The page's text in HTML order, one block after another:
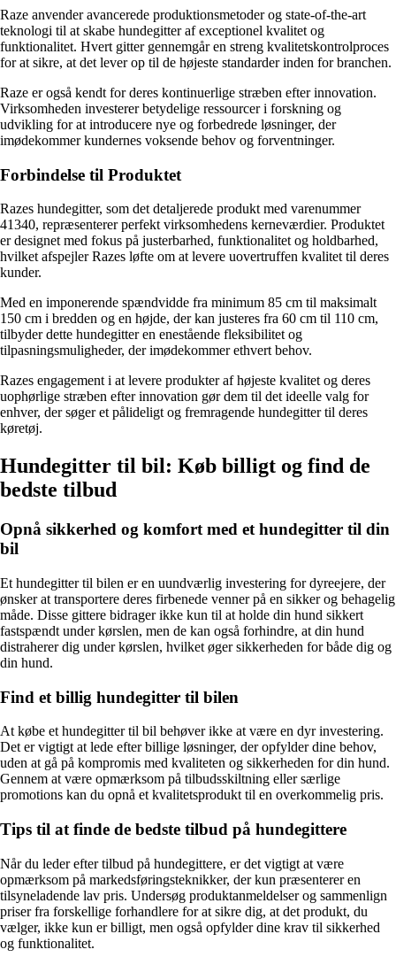
Raze anvender avancerede produktionsmetoder og state-of-the-art
teknologi til at skabe hundegitter af exceptionel kvalitet og
funktionalitet. Hvert gitter gennemgår en streng kvalitetskontrolproces
for at sikre, at det lever op til de højeste standarder inden for branchen.
Raze er også kendt for deres kontinuerlige stræben efter innovation.
Virksomheden investerer betydelige ressourcer i forskning og
udvikling for at introducere nye og forbedrede løsninger, der
imødekommer kundernes voksende behov og forventninger.
Forbindelse til Produktet
Razes hundegitter, som det detaljerede produkt med varenummer
41340, repræsenterer perfekt virksomhedens kerneværdier. Produktet
er designet med fokus på justerbarhed, funktionalitet og holdbarhed,
hvilket afspejler Razes løfte om at levere uovertruffen kvalitet til deres
kunder.
Med en imponerende spændvidde fra minimum 85 cm til maksimalt
150 cm i bredden og en højde, der kan justeres fra 60 cm til 110 cm,
tilbyder dette hundegitter en enestående fleksibilitet og
tilpasningsmuligheder, der imødekommer ethvert behov.
Razes engagement i at levere produkter af højeste kvalitet og deres
uophørlige stræben efter innovation gør dem til det ideelle valg for
enhver, der søger et pålideligt og fremragende hundegitter til deres
køretøj.
Hundegitter til bil: Køb billigt og find de
bedste tilbud
Opnå sikkerhed og komfort med et hundegitter til din
bil
Et hundegitter til bilen er en uundværlig investering for dyreejere, der
ønsker at transportere deres firbenede venner på en sikker og behagelig
måde. Disse gittere bidrager ikke kun til at holde din hund sikkert
fastspændt under kørslen, men de kan også forhindre, at din hund
distraherer dig under kørslen, hvilket øger sikkerheden for både dig og
din hund.
Find et billig hundegitter til bilen
At købe et hundegitter til bil behøver ikke at være en dyr investering.
Det er vigtigt at lede efter billige løsninger, der opfylder dine behov,
uden at gå på kompromis med kvaliteten og sikkerheden for din hund.
Gennem at være opmærksom på tilbudsskiltning eller særlige
promotions kan du opnå et kvalitetsprodukt til en overkommelig pris.
Tips til at finde de bedste tilbud på hundegittere
Når du leder efter tilbud på hundegittere, er det vigtigt at være
opmærksom på markedsføringsteknikker, der kun præsenterer en
tilsyneladende lav pris. Undersøg produktanmeldelser og sammenlign
priser fra forskellige forhandlere for at sikre dig, at det produkt, du
vælger, ikke kun er billigt, men også opfylder dine krav til sikkerhed
og funktionalitet.